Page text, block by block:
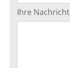
Ihre Nachricht